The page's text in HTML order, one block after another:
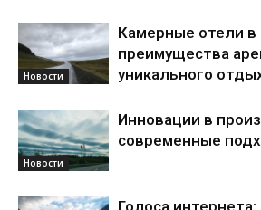
Новости
Камерные отели в
преимущества
уникального
Новости
Инновации в
современные
Голоса